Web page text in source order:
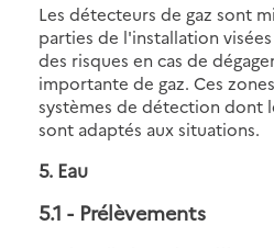
Les détecteurs de gaz sont
parties de l'installation
des risques en cas de
importante de gaz. Ces
systèmes de détection dont
sont adaptés aux situations.
5. Eau
5.1 - Prélèvements